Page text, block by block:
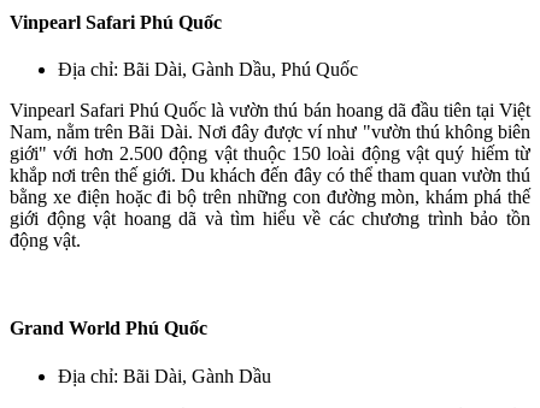
Vinpearl Safari Phú Quốc
Địa chỉ: Bãi Dài, Gành Dầu, Phú Quốc
Vinpearl Safari Phú Quốc là vườn thú bán hoang dã đầu tiên tại Việt
Nam, nằm trên Bãi Dài. Nơi đây được ví như "vườn thú không biên
giới" với hơn 2.500 động vật thuộc 150 loài động vật quý hiếm từ
khắp nơi trên thế giới. Du khách đến đây có thể tham quan vườn thú
bằng xe điện hoặc đi bộ trên những con đường mòn, khám phá thế
giới động vật hoang dã và tìm hiểu về các chương trình bảo tồn
động vật.
Grand World Phú Quốc
Địa chỉ: Bãi Dài, Gành Dầu